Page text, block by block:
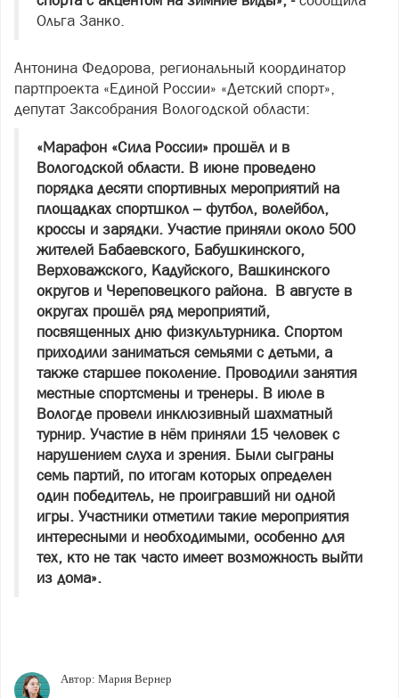
Ольга Занко.
Антонина Федорова, региональный координатор
партпроекта «Единой России» «Детский спорт»,
депутат Заксобрания Вологодской области:
«Марафон «Сила России» прошёл и в
Вологодской области. В июне проведено
порядка десяти спортивных мероприятий на
площадках спортшкол – футбол, волейбол,
кроссы и зарядки. Участие приняли около 500
жителей Бабаевского, Бабушкинского,
Верховажского, Кадуйского, Вашкинского
округов и Череповецкого района. В августе в
округах прошёл ряд мероприятий,
посвященных дню физкультурника. Спортом
приходили заниматься семьями с детьми, а
также старшее поколение. Проводили занятия
местные спортсмены и тренеры. В июле в
Вологде провели инклюзивный шахматный
турнир. Участие в нём приняли 15 человек с
нарушением слуха и зрения. Были сыграны
семь партий, по итогам которых определен
один победитель, не проигравший ни одной
игры. Участники отметили такие мероприятия
интересными и необходимыми, особенно для
тех, кто не так часто имеет возможность выйти
из дома».
Автор: Мария Вернер